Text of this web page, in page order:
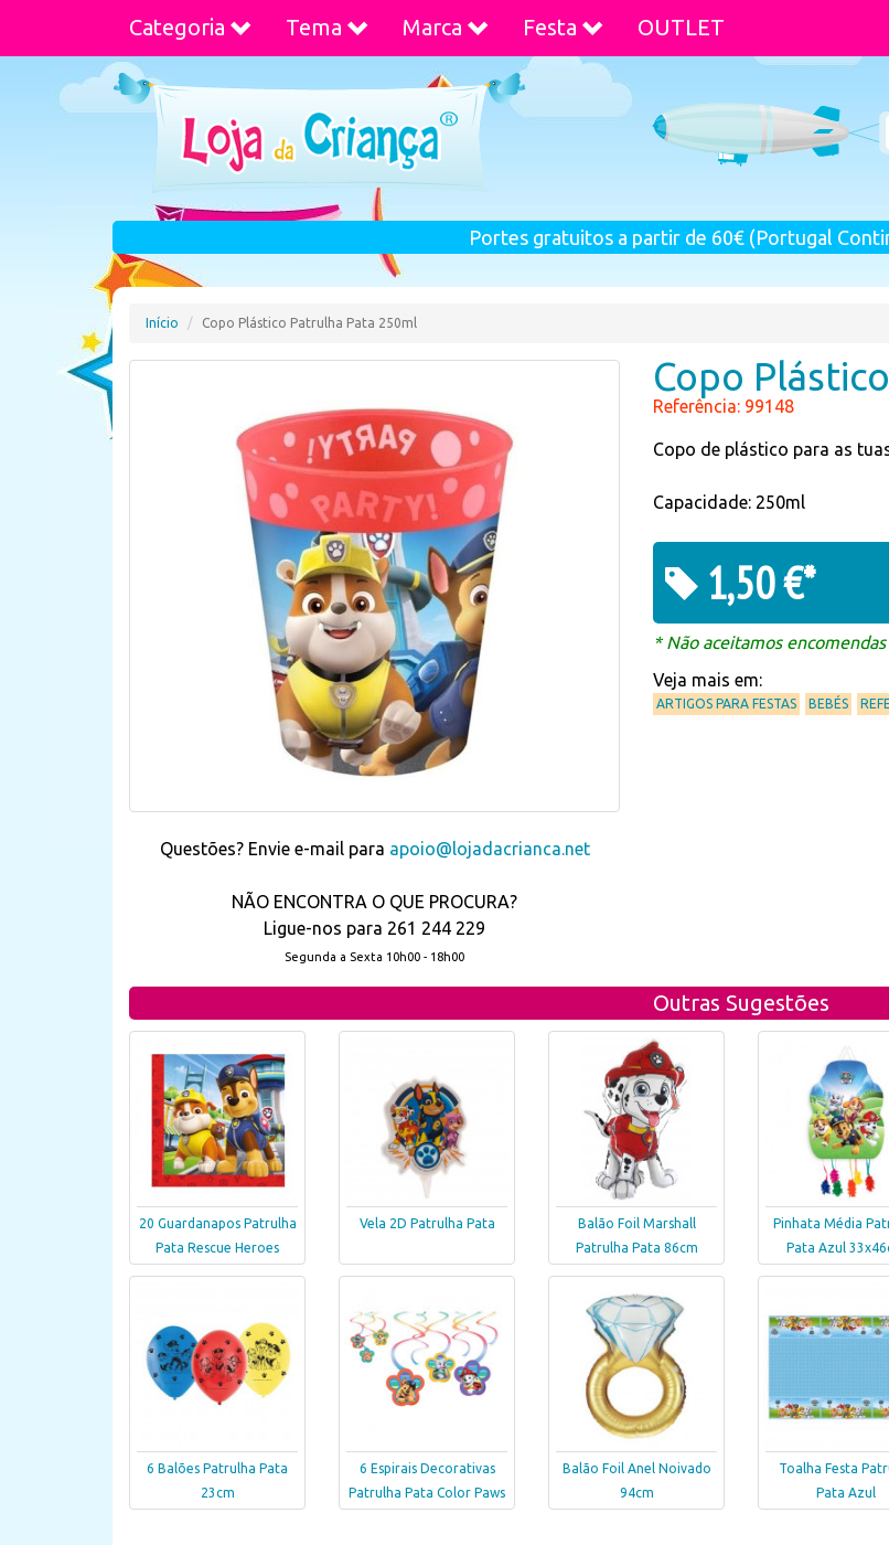
Categoria Tema Marca Festa OUTLET
Portes gratuitos a partir de 60€ (Portugal
Início Copo Plástico Patrulha Pata 250ml
Questões? Envie e-mail para apoio@lojadacrianca.net
NÃO ENCONTRA O QUE PROCURA?
Ligue-nos para 261 244 229
Segunda a Sexta 10h00 - 18h00
Copo
Referência: 99148
Copo de plástico para as
Capacidade: 250ml
1,50 €*
* Não aceitamos
Veja mais em:
ARTIGOS PARA FESTAS BEBÉS
Outras Sugestões
20 Guardanapos Patrulha
Pata Rescue Heroes
Vela 2D Patrulha Pata
Balão Foil Marshall
Patrulha Pata 86cm
Pinhata Média
Pata Azul
6 Balões Patrulha Pata
23cm
6 Espirais Decorativas
Patrulha Pata Color Paws
Balão Foil Anel Noivado
94cm
Toalha Festa
Pata Azul